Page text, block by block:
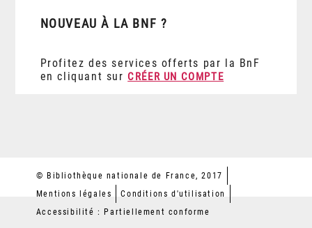
NOUVEAU À LA BNF ?
Profitez des services offerts par la BnF
en cliquant sur CRÉER UN COMPTE
© Bibliothèque nationale de France, 2017
Mentions légales
Conditions d'utilisation
Accessibilité : Partiellement conforme